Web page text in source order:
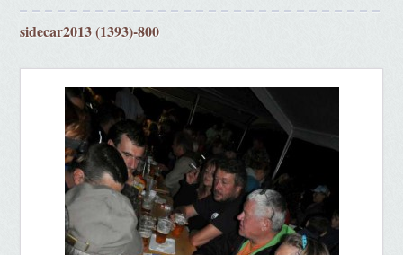
sidecar2013 (1393)-800